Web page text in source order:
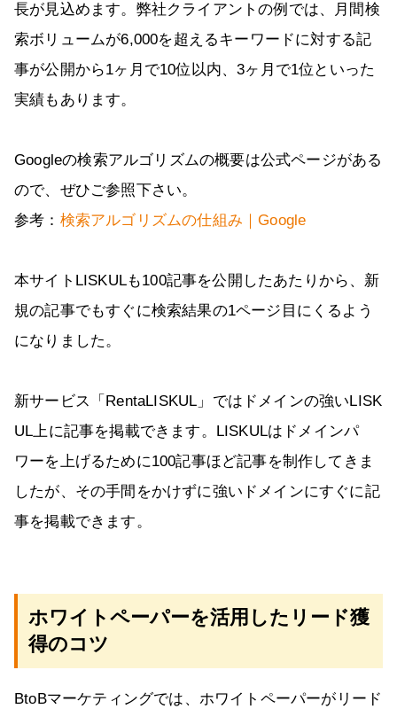
長が見込めます。弊社クライアントの例では、月間検
索ボリュームが6,000を超えるキーワードに対する記
事が公開から1ヶ月で10位以内、3ヶ月で1位といった
実績もあります。
Googleの検索アルゴリズムの概要は公式ページがある
ので、ぜひご参照下さい。
参考： 検索アルゴリズムの仕組み｜Google
本サイトLISKULも100記事を公開したあたりから、新
規の記事でもすぐに検索結果の1ページ目にくるよう
になりました。
新サービス「RentaLISKUL」ではドメインの強いLISK
UL上に記事を掲載できます。LISKULはドメインパ
ワーを上げるために100記事ほど記事を制作してきま
したが、その手間をかけずに強いドメインにすぐに記
事を掲載できます。
ホワイトペーパーを活用したリード獲
得のコツ
BtoBマーケティングでは、ホワイトペーパーがリード